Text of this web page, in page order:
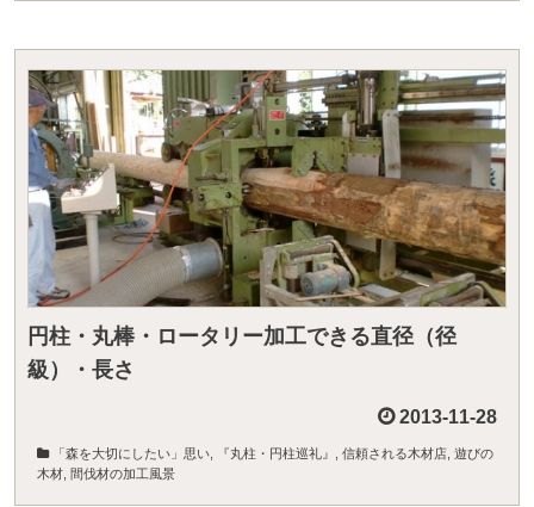
円柱・丸棒・ロータリー加工できる直径（径
級）・長さ
2013-11-28
「森を大切にしたい」思い 『丸柱・円柱巡礼』 信頼される木材店 遊びの
木材 間伐材の加工風景